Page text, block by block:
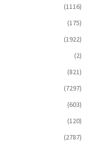
(1116)
(175)
(1922)
(2)
(821)
(7297)
(603)
(120)
(2787)